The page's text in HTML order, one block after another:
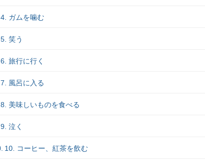
4. ガムを噛む
5. 笑う
6. 旅行に行く
7. 風呂に入る
8. 美味しいものを食べる
9. 泣く
10. コーヒー、紅茶を飲む